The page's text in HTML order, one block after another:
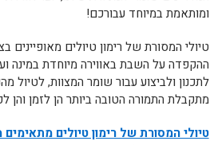
ומותאמת במיוחד עבורכם!
טיולי המסורת של רימון טיולים מאופיינים
ההקפדה על השבת באווירה מיוחדת במינה
לתכנון ולביצוע עבור שומר המצוות,
מתקבלת התמורה הטובה ביותר הן לזמן
טיולי המסורת של רימון טיולים